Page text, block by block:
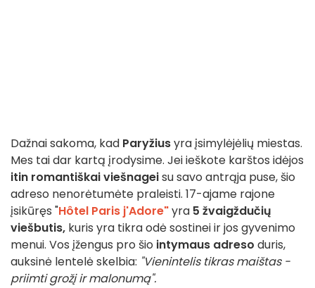
Dažnai sakoma, kad Paryžiusyra įsimylėjėlių miestas.
Mes tai dar kartą įrodysime. Jei ieškote karštos idėjos
itin romantiškai viešnageisu savo antrąja puse, šio
adreso nenorėtumėte praleisti. 17-ajame rajone
įsikūręs "Hôtel Paris j'Adore"yra 5 žvaigždučių
viešbutis, kuris yra tikra odė sostinei ir jos gyvenimo
menui. Vos įžengus pro šio intymaus adreso duris,
auksinė lentelė skelbia: "Vienintelis tikras maištas -
priimti grožį ir malonumą".